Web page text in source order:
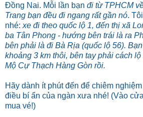
Đồng Nai. Mỗi lần bạn đi từ TPHCM
Trang bạn đều đi ngang rất gần nó.
nhé: xe đi theo quốc lộ 1, đến thị xã
ba Tân Phong - hướng bên trái là ra
bên phải là đi Bà Rịa (quốc lộ 56).
khoảng 3 km thôi, bên tay phải cách
Mộ Cự Thạch Hàng Gòn rồi.
Hãy dành ít phút đến để chiêm
điều bí ẩn của ngàn xưa nhé! (Vào
mua vé!)